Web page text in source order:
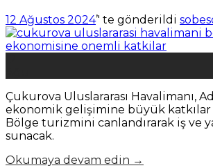
12 Ağustos 2024’' te gönderildi
Çukurova Uluslararası Havalimanı,
ekonomik gelişimine büyük katkılar
Bölge turizmini canlandırarak iş ve
sunacak.
Okumaya devam edin →